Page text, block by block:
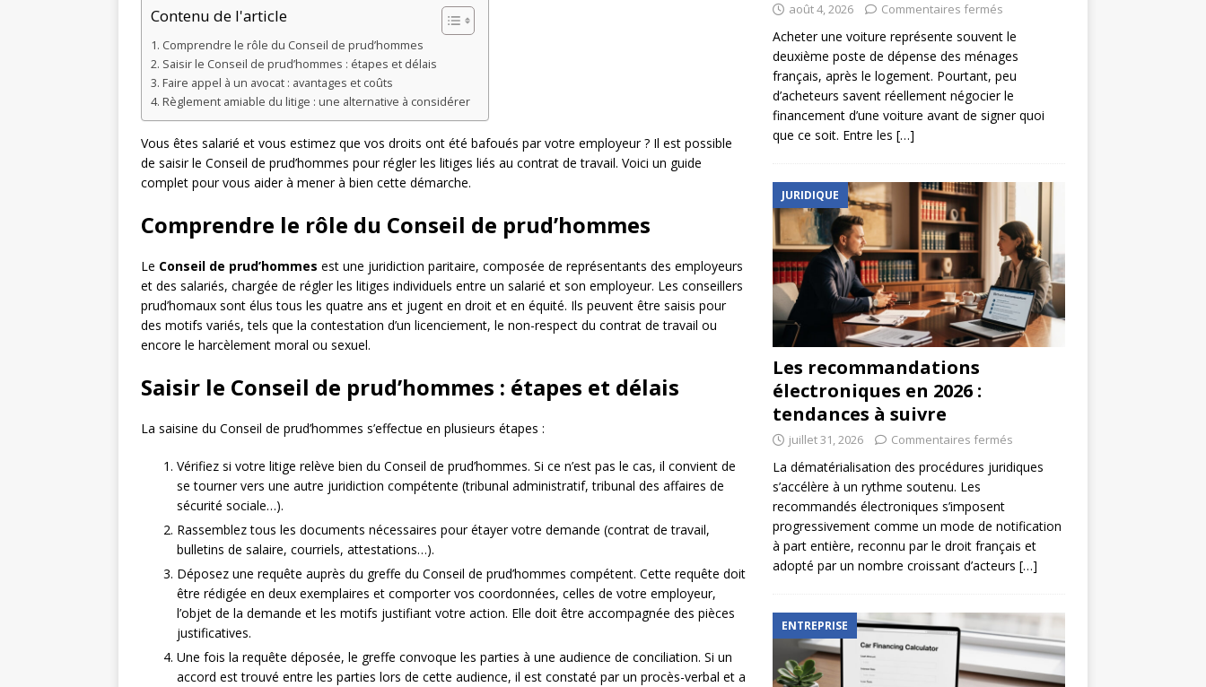
Contenu de l'article
Comprendre le rôle du Conseil de prud’hommes
Saisir le Conseil de prud’hommes : étapes et délais
Faire appel à un avocat : avantages et coûts
Règlement amiable du litige : une alternative à considérer
Vous êtes salarié et vous estimez que vos droits ont été bafoués par votre employeur ? Il est possible
de saisir le Conseil de prud’hommes pour régler les litiges liés au contrat de travail. Voici un guide
complet pour vous aider à mener à bien cette démarche.
Comprendre le rôle du Conseil de prud’hommes
Le Conseil de prud’hommes est une juridiction paritaire, composée de représentants des employeurs
et des salariés, chargée de régler les litiges individuels entre un salarié et son employeur. Les conseillers
prud’homaux sont élus tous les quatre ans et jugent en droit et en équité. Ils peuvent être saisis pour
des motifs variés, tels que la contestation d’un licenciement, le non-respect du contrat de travail ou
encore le harcèlement moral ou sexuel.
Saisir le Conseil de prud’hommes : étapes et délais
La saisine du Conseil de prud’hommes s’effectue en plusieurs étapes :
Vérifiez si votre litige relève bien du Conseil de prud’hommes. Si ce n’est pas le cas, il convient de
se tourner vers une autre juridiction compétente (tribunal administratif, tribunal des affaires de
sécurité sociale…).
Rassemblez tous les documents nécessaires pour étayer votre demande (contrat de travail,
bulletins de salaire, courriels, attestations…).
Déposez une requête auprès du greffe du Conseil de prud’hommes compétent. Cette requête doit
être rédigée en deux exemplaires et comporter vos coordonnées, celles de votre employeur,
l’objet de la demande et les motifs justifiant votre action. Elle doit être accompagnée des pièces
justificatives.
Une fois la requête déposée, le greffe convoque les parties à une audience de conciliation. Si un
accord est trouvé entre les parties lors de cette audience, il est constaté par un procès-verbal et a
août 4, 2026 Commentaires fermés
Acheter une voiture représente souvent le
deuxième poste de dépense des ménages
français, après le logement. Pourtant, peu
d’acheteurs savent réellement négocier le
financement d’une voiture avant de signer quoi
que ce soit. Entre les […]
JURIDIQUE
Les recommandations
électroniques en 2026 :
tendances à suivre
juillet 31, 2026 Commentaires fermés
La dématérialisation des procédures juridiques
s’accélère à un rythme soutenu. Les
recommandés électroniques s’imposent
progressivement comme un mode de notification
à part entière, reconnu par le droit français et
adopté par un nombre croissant d’acteurs […]
ENTREPRISE